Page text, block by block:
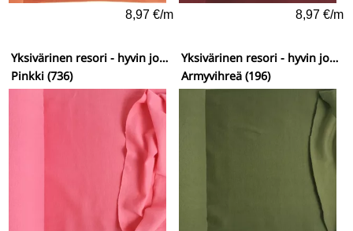
8,97 €/m 8,97 €/m
Yksivärinen resori - hyvin joustava
Pinkki (736)
Yksivärinen resori - hyvin joustava
Armyvihreä (196)